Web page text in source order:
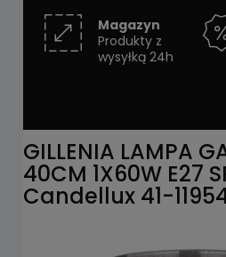
Magazyn
Produkty z
wysyłką 24h
GILLENIA LAMPA
40CM 1X60W E27
Candellux 41-